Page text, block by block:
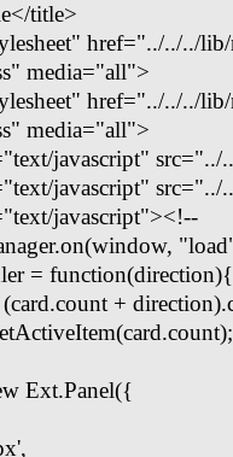
title>
href="../../../lib/
media="all">
href="../../../lib/
media="all">
javascript" src="../
javascript"
javascript"><!--
= function(direction){
+
Ext.Panel({